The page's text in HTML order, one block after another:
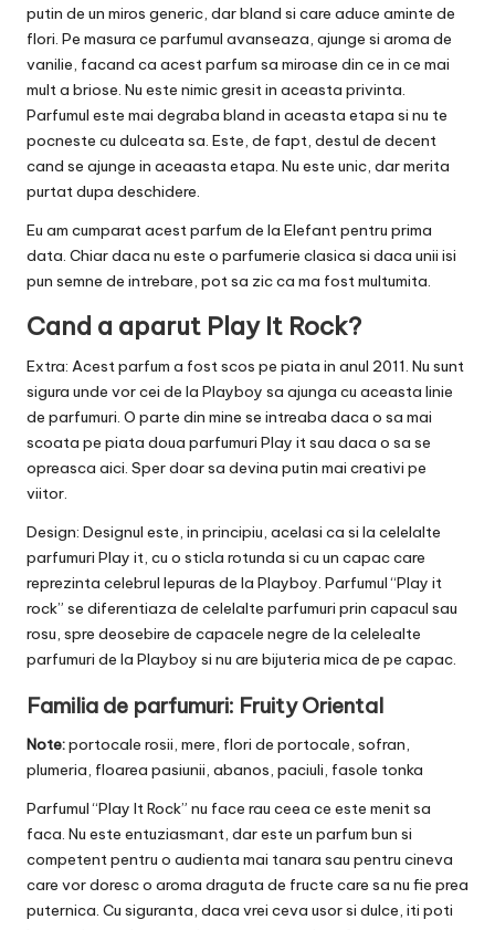
putin de un miros generic, dar bland si care aduce aminte de
flori. Pe masura ce parfumul avanseaza, ajunge si aroma de
vanilie, facand ca acest parfum sa miroase din ce in ce mai
mult a briose. Nu este nimic gresit in aceasta privinta.
Parfumul este mai degraba bland in aceasta etapa si nu te
pocneste cu dulceata sa. Este, de fapt, destul de decent
cand se ajunge in aceaasta etapa. Nu este unic, dar merita
purtat dupa deschidere.
Eu am cumparat acest parfum de la Elefantpentru prima
data. Chiar daca nu este o parfumerie clasica si daca unii isi
pun semne de intrebare, pot sa zic ca ma fost multumita.
Cand a aparut Play It Rock?
Extra: Acest parfum a fost scos pe piata in anul 2011. Nu sunt
sigura unde vor cei de la Playboy sa ajunga cu aceasta linie
de parfumuri. O parte din mine se intreaba daca o sa mai
scoata pe piata doua parfumuri Play it sau daca o sa se
opreasca aici. Sper doar sa devina putin mai creativi pe
viitor.
Design: Designul este, in principiu, acelasi ca si la celelalte
parfumuri Play it, cu o sticla rotunda si cu un capac care
reprezinta celebrul Iepuras de la Playboy. Parfumul “Play it
rock” se diferentiaza de celelalte parfumuri prin capacul sau
rosu, spre deosebire de capacele negre de la celelealte
parfumuri de la Playboy si nu are bijuteria mica de pe capac.
Familia de parfumuri: Fruity Oriental
Note:portocale rosii, mere, flori de portocale, sofran,
plumeria, floarea pasiunii, abanos, paciuli, fasole tonka
Parfumul “Play It Rock” nu face rau ceea ce este menit sa
faca. Nu este entuziasmant, dar este un parfum bun si
competent pentru o audienta mai tanara sau pentru cineva
care vor doresc o aroma draguta de fructe care sa nu fie prea
puternica. Cu siguranta, daca vrei ceva usor si dulce, iti poti